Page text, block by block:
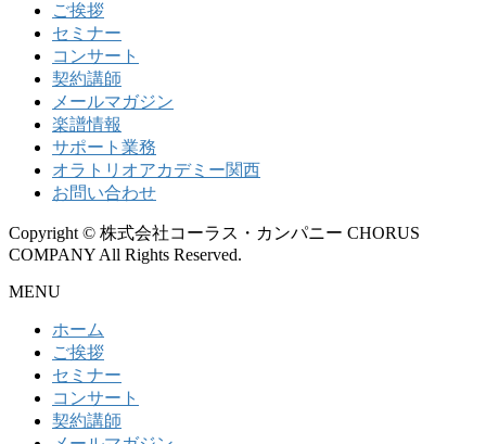
ご挨拶
セミナー
コンサート
契約講師
メールマガジン
楽譜情報
サポート業務
オラトリオアカデミー関西
お問い合わせ
Copyright © 株式会社コーラス・カンパニー CHORUS
COMPANY All Rights Reserved.
MENU
ホーム
ご挨拶
セミナー
コンサート
契約講師